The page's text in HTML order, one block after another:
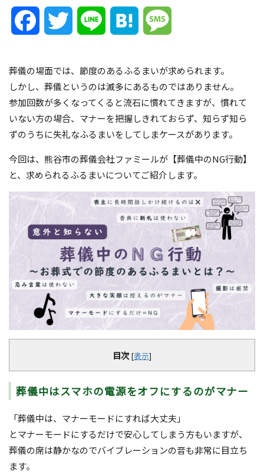
FacebookTwitter Line Hatena
葬儀の場面では、節度のあるふるまいが求められます。
しかし、葬儀というのは滅多にあるものではありません。
参加回数が多くなってくると流石に慣れてきますが、慣れて
いない方の場合、マナーを把握しきれておらず、知らず知ら
ずのうちに失礼なふるまいをしてしまケースがあります。
今回は、熊谷市の葬儀会社ファミールが【葬儀中のNG行動】
と、求められるふるまいについてご紹介します。
目次 [表示]
葬儀中はスマホの電源をオフにするのがマナー
「葬儀中は、マナーモードにすれば大丈夫」
とマナーモードにするだけで安心してしまう方もいますが、
葬儀の席は静かなのでバイブレーションの音も非常に目立ち
ます。